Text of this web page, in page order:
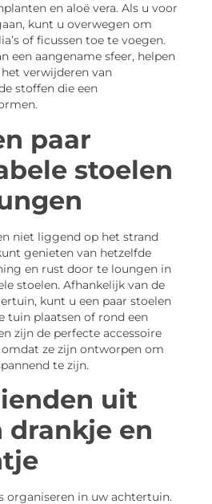
en aloë vera. Als u voor
kunt u overwegen om
of ficussen toe te voegen.
een aangename sfeer, helpen
verwijderen van
stoffen die een
paar
stoelen
niet liggend op het strand
genieten van hetzelfde
en rust door te loungen in
stoelen. Afhankelijk van de
kunt u een paar stoelen
tuin plaatsen of rond een
zijn de perfecte accessoire
ze zijn ontworpen om
te zijn.
uit
drankje en
organiseren in uw achtertuin.